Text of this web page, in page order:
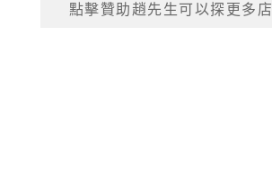
點擊贊助趙先生可以探更多店